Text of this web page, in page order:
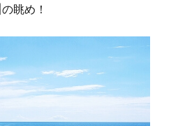
の眺め！